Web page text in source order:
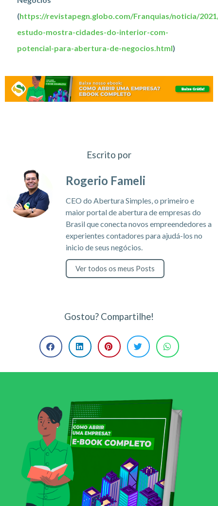
(https://revistapegn.globo.com/Franquias/noticia/
estudo-mostra-cidades-do-interior-com-
potencial-para-abertura-de-negocios.html)
Escrito por
Rogerio Fameli
CEO do Abertura Simples, o primeiro e
maior portal de abertura de empresas do
Brasil que conecta novos empreendedores a
experientes contadores para ajudá-los no
inicio de seus negócios.
Ver todos os meus Posts
Gostou? Compartilhe!